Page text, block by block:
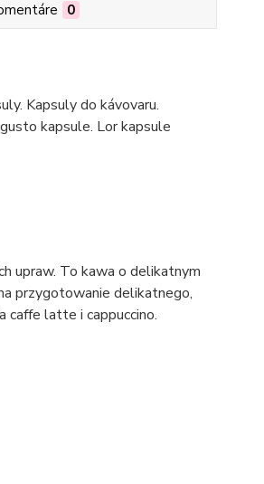
0
Kapsuly do kávovaru.
kapsule. Lor kapsule
upraw. To kawa o delikatnym
przygotowanie delikatnego,
caffe latte i cappuccino.